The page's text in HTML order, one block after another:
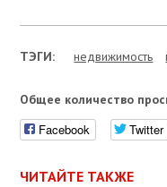
ТЭГИ: недвижимость
Общее количество
Facebook Twitter
ЧИТАЙТЕ ТАКЖЕ